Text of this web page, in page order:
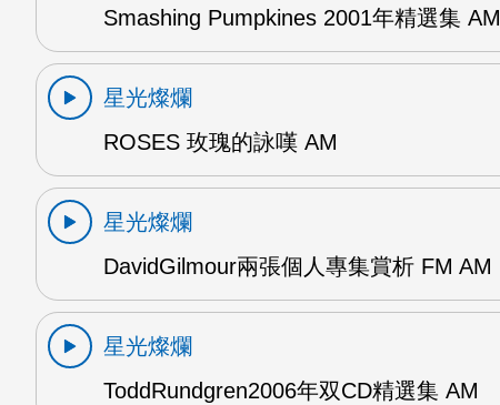
Smashing Pumpkines 2001年精選集 AM
星光燦爛
ROSES 玫瑰的詠嘆 AM
星光燦爛
DavidGilmour兩張個人專集賞析 FM AM
星光燦爛
ToddRundgren2006年双CD精選集 AM